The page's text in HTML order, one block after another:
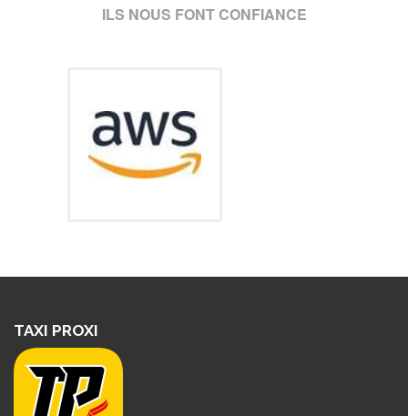
ILS NOUS FONT CONFIANCE
TAXI PROXI